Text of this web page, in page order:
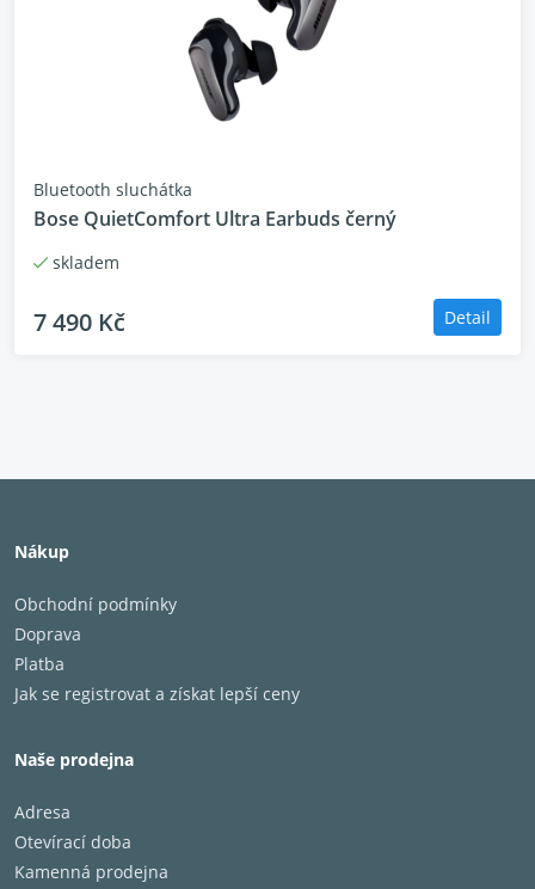
Bluetooth sluchátka
Bose QuietComfort Ultra Earbuds černý
skladem
7 490 Kč Detail
Nákup
Obchodní podmínky
Doprava
Platba
Jak se registrovat a získat lepší ceny
Naše prodejna
Adresa
Otevírací doba
Kamenná prodejna